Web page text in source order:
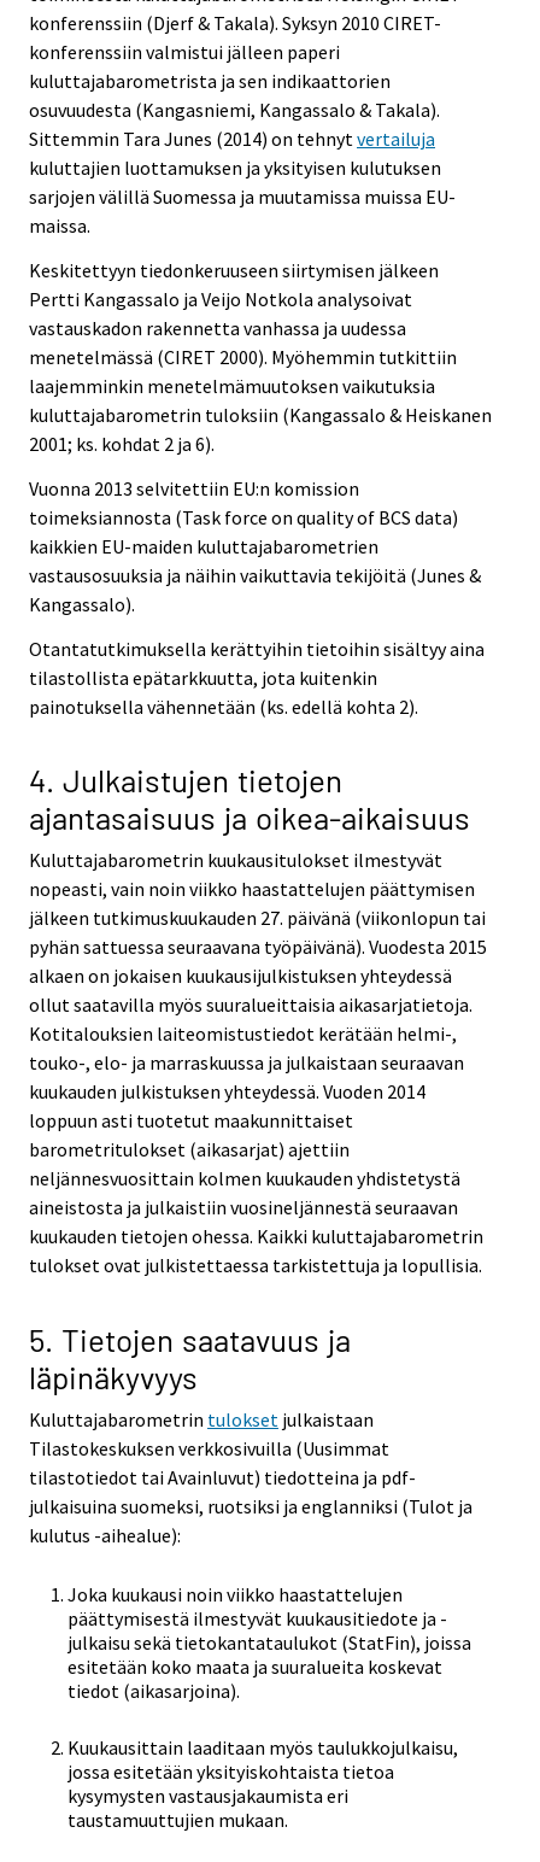
konferenssiin (Djerf & Takala). Syksyn 2010 CIRET-
konferenssiin valmistui jälleen paperi
kuluttajabarometrista ja sen indikaattorien
osuvuudesta (Kangasniemi, Kangassalo & Takala).
Sittemmin Tara Junes (2014) on tehnytvertailuja
kuluttajien luottamuksen ja yksityisen kulutuksen
sarjojen välillä Suomessa ja muutamissa muissa EU-
maissa.
Keskitettyyn tiedonkeruuseen siirtymisen jälkeen
Pertti Kangassalo ja Veijo Notkola analysoivat
vastauskadon rakennetta vanhassa ja uudessa
menetelmässä (CIRET 2000). Myöhemmin tutkittiin
laajemminkin menetelmämuutoksen vaikutuksia
kuluttajabarometrin tuloksiin (Kangassalo & Heiskanen
2001; ks. kohdat 2 ja 6).
Vuonna 2013 selvitettiin EU:n komission
toimeksiannosta (Task force on quality of BCS data)
kaikkien EU-maiden kuluttajabarometrien
vastausosuuksia ja näihin vaikuttavia tekijöitä (Junes &
Kangassalo).
Otantatutkimuksella kerättyihin tietoihin sisältyy aina
tilastollista epätarkkuutta, jota kuitenkin
painotuksella vähennetään (ks. edellä kohta 2).
4. Julkaistujen tietojen
ajantasaisuus ja oikea-aikaisuus
Kuluttajabarometrin kuukausitulokset ilmestyvät
nopeasti, vain noin viikko haastattelujen päättymisen
jälkeen tutkimuskuukauden 27. päivänä (viikonlopun tai
pyhän sattuessa seuraavana työpäivänä). Vuodesta 2015
alkaen on jokaisen kuukausijulkistuksen yhteydessä
ollut saatavilla myös suuralueittaisia aikasarjatietoja.
Kotitalouksien laiteomistustiedot kerätään helmi-,
touko-, elo- ja marraskuussa ja julkaistaan seuraavan
kuukauden julkistuksen yhteydessä. Vuoden 2014
loppuun asti tuotetut maakunnittaiset
barometritulokset (aikasarjat) ajettiin
neljännesvuosittain kolmen kuukauden yhdistetystä
aineistosta ja julkaistiin vuosineljännestä seuraavan
kuukauden tietojen ohessa. Kaikki kuluttajabarometrin
tulokset ovat julkistettaessa tarkistettuja ja lopullisia.
5. Tietojen saatavuus ja
läpinäkyvyys
Kuluttajabarometrin tulokset julkaistaan
Tilastokeskuksen verkkosivuilla (Uusimmat
tilastotiedot tai Avainluvut) tiedotteina ja pdf-
julkaisuina suomeksi, ruotsiksi ja englanniksi (Tulot ja
kulutus -aihealue):
Joka kuukausi noin viikko haastattelujen
päättymisestä ilmestyvät kuukausitiedote ja -
julkaisu sekä tietokantataulukot (StatFin), joissa
esitetään koko maata ja suuralueita koskevat
tiedot (aikasarjoina).
Kuukausittain laaditaan myös taulukkojulkaisu,
jossa esitetään yksityiskohtaista tietoa
kysymysten vastausjakaumista eri
taustamuuttujien mukaan.